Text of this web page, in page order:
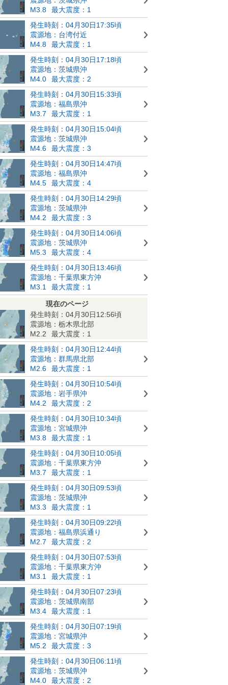
M3.8
最大震度：1
発生時刻：04月30日17:35頃
震源地：台湾付近
M4.8
最大震度：1
発生時刻：04月30日17:18頃
震源地：茨城県沖
M4.0
最大震度：2
発生時刻：04月30日15:33頃
震源地：福島県沖
M3.7
最大震度：1
発生時刻：04月30日15:04頃
震源地：茨城県沖
M4.6
最大震度：3
発生時刻：04月30日14:47頃
震源地：福島県沖
M4.5
最大震度：4
発生時刻：04月30日14:29頃
震源地：茨城県沖
M4.2
最大震度：3
発生時刻：04月30日14:06頃
震源地：茨城県沖
M5.3
最大震度：4
発生時刻：04月30日13:46頃
震源地：千葉県東方沖
M3.1
最大震度：1
現在のページ
発生時刻：04月30日12:56頃
震源地：栃木県北部
M2.2
最大震度：1
発生時刻：04月30日12:44頃
震源地：群馬県北部
M2.6
最大震度：1
発生時刻：04月30日10:54頃
震源地：岩手県沖
M4.2
最大震度：2
発生時刻：04月30日10:34頃
震源地：宮城県沖
M3.8
最大震度：1
発生時刻：04月30日10:05頃
震源地：千葉県東方沖
M3.7
最大震度：1
発生時刻：04月30日09:53頃
震源地：茨城県沖
M3.3
最大震度：1
発生時刻：04月30日09:22頃
震源地：福島県浜通り
M2.7
最大震度：2
発生時刻：04月30日07:53頃
震源地：千葉県東方沖
M3.1
最大震度：1
発生時刻：04月30日07:23頃
震源地：茨城県南部
M3.4
最大震度：1
発生時刻：04月30日07:19頃
震源地：宮城県沖
M5.2
最大震度：3
発生時刻：04月30日06:11頃
震源地：茨城県沖
M4.0
最大震度：2